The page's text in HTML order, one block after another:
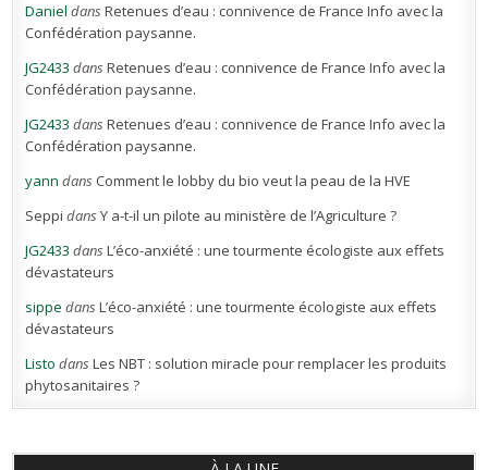
Daniel dansRetenues d’eau : connivence de France Info avec la
Confédération paysanne.
JG2433 dansRetenues d’eau : connivence de France Info avec la
Confédération paysanne.
JG2433 dansRetenues d’eau : connivence de France Info avec la
Confédération paysanne.
yann dans Comment le lobby du bio veut la peau de la HVE
Seppi dansY a-t-il un pilote au ministère de l’Agriculture ?
JG2433 dansL’éco-anxiété : une tourmente écologiste aux effets
dévastateurs
sippe dansL’éco-anxiété : une tourmente écologiste aux effets
dévastateurs
Listo dansLes NBT : solution miracle pour remplacer les produits
phytosanitaires ?